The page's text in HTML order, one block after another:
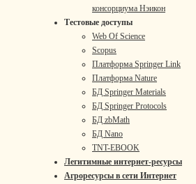
консорциума Нэикон
Тестовые доступы
Web Of Science
Scopus
Платформа Springer Link
Платформа Nature
БД Springer Materials
БД Springer Protocols
БД zbMath
БД Nano
TNT-EBOOK
Легитимные интернет-ресурсы
Агроресурсы в сети Интернет